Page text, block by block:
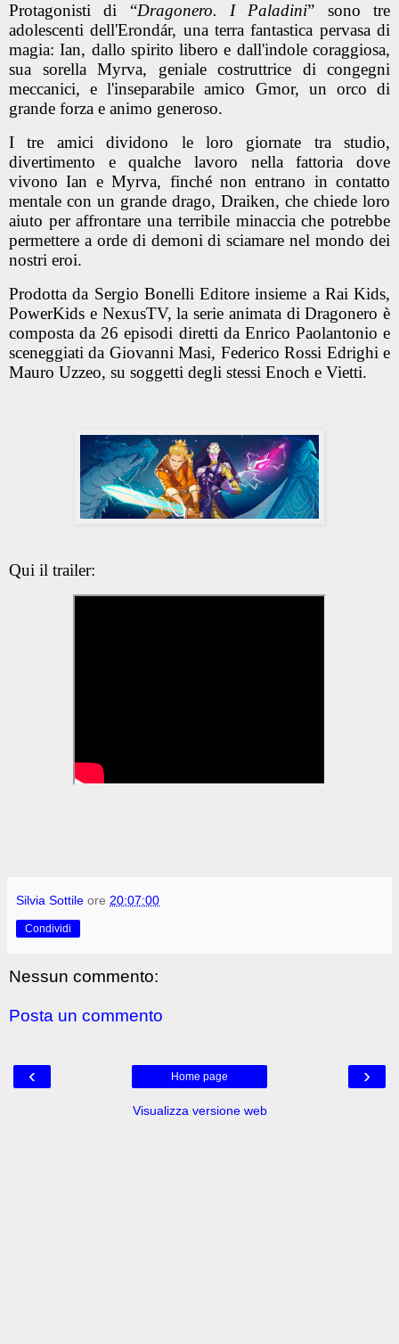
Protagonisti di “Dragonero. I Paladini” sono tre
adolescenti dell'Erondár, una terra fantastica pervasa di
magia: Ian, dallo spirito libero e dall'indole coraggiosa,
sua sorella Myrva, geniale costruttrice di congegni
meccanici, e l'inseparabile amico Gmor, un orco di
grande forza e animo generoso.
I tre amici dividono le loro giornate tra studio,
divertimento e qualche lavoro nella fattoria dove
vivono Ian e Myrva, finché non entrano in contatto
mentale con un grande drago, Draiken, che chiede loro
aiuto per affrontare una terribile minaccia che potrebbe
permettere a orde di demoni di sciamare nel mondo dei
nostri eroi.
Prodotta da Sergio Bonelli Editore insieme a Rai Kids,
PowerKids e NexusTV, la serie animata di Dragonero è
composta da 26 episodi diretti da Enrico Paolantonio e
sceneggiati da Giovanni Masi, Federico Rossi Edrighi e
Mauro Uzzeo, su soggetti degli stessi Enoch e Vietti.
Qui il trailer:
Silvia Sottile ore 20:07:00
Condividi
Nessun commento:
Posta un commento
‹ ›
Home page
Visualizza versione web